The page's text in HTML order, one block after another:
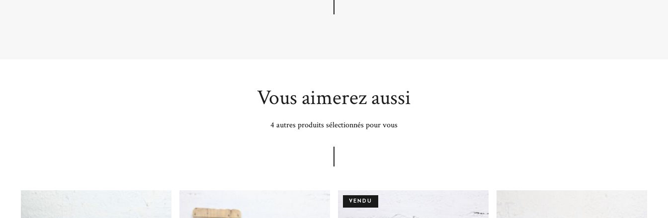
Vous aimerez aussi
4 autres produits sélectionnés pour vous
VENDU